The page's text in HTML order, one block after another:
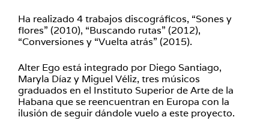
Ha realizado 4 trabajos discográficos, “Sones y
flores” (2010), “Buscando rutas” (2012),
“Conversiones y “Vuelta atrás” (2015).
Alter Ego está integrado por Diego Santiago,
Maryla Díaz y Miguel Véliz, tres músicos
graduados en el Instituto Superior de Arte de la
Habana que se reencuentran en Europa con la
ilusión de seguir dándole vuelo a este proyecto.